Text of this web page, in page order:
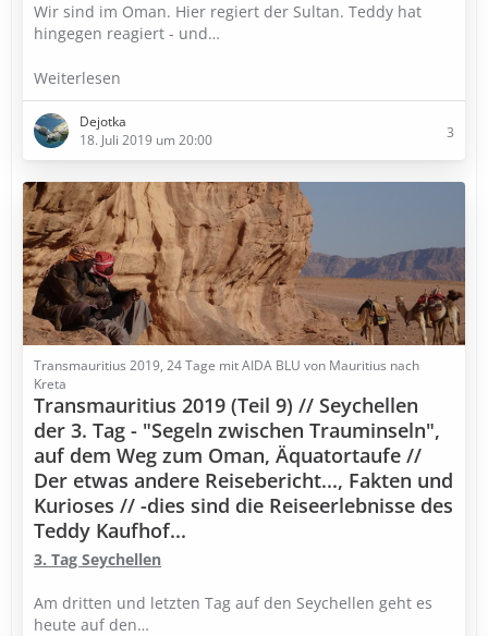
Wir sind im Oman. Hier regiert der Sultan. Teddy hat
hingegen reagiert - und…
Weiterlesen
Dejotka
18. Juli 2019 um 20:00
3
Transmauritius 2019, 24 Tage mit AIDA BLU von Mauritius nach
Kreta
Transmauritius 2019 (Teil 9) // Seychellen
der 3. Tag - "Segeln zwischen Trauminseln",
auf dem Weg zum Oman, Äquatortaufe //
Der etwas andere Reisebericht..., Fakten und
Kurioses // -dies sind die Reiseerlebnisse des
Teddy Kaufhof...
3. Tag Seychellen
Am dritten und letzten Tag auf den Seychellen geht es
heute auf den…